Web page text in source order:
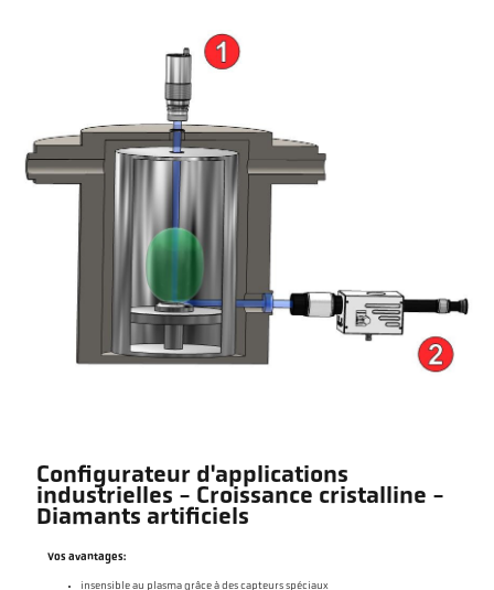
Configurateur d'applications
industrielles - Croissance cristalline -
Diamants artificiels
Vos avantages:
insensible au plasma grâce à des capteurs spéciaux